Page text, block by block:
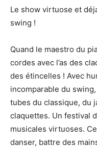
Le show virtuose et
swing !
Quand le maestro du
cordes avec l’as des
des étincelles ! Avec
incomparable du
tubes du classique, du
claquettes. Un festival
musicales virtuoses.
danser, battre des